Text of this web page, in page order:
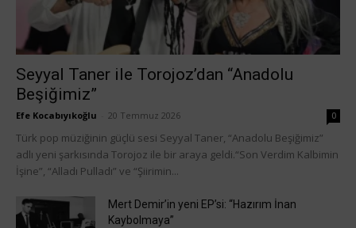
Seyyal Taner ile Torojoz’dan “Anadolu
Beşiğimiz”
Efe Kocabıyıkoğlu 20 Temmuz 2026 0
Türk pop müziğinin güçlü sesi Seyyal Taner, “Anadolu Beşiğimiz”
adlı yeni şarkısında Torojoz ile bir araya geldi.“Son Verdim Kalbimin
İşine”, “Alladı Pulladı” ve “Şiirimin...
Mert Demir’in yeni EP’si: “Hazırım İnan
Kaybolmaya”